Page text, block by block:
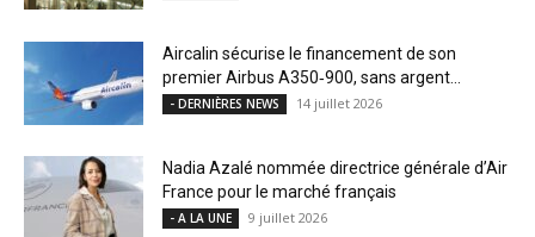
Aircalin sécurise le financement de son
premier Airbus A350‑900, sans argent...
- DERNIÈRES NEWS 14 juillet 2026
Nadia Azalé nommée directrice générale d’Air
France pour le marché français
- A LA UNE 9 juillet 2026